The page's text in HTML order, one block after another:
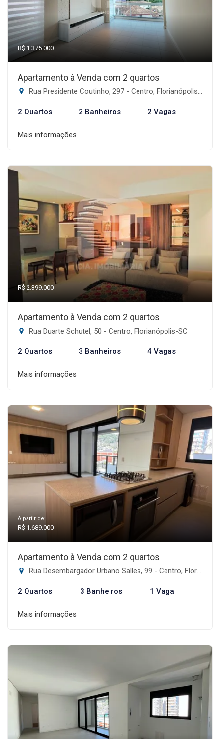
R$ 1.375.000
Apartamento à Venda com 2 quartos
Rua Presidente Coutinho, 297 - Centro, Florianópolis-SC
2 Quartos 2 Banheiros 2 Vagas
Mais informações
R$ 2.399.000
Apartamento à Venda com 2 quartos
Rua Duarte Schutel, 50 - Centro, Florianópolis-SC
2 Quartos 3 Banheiros 4 Vagas
Mais informações
A partir de:
R$ 1.689.000
Apartamento à Venda com 2 quartos
Rua Desembargador Urbano Salles, 99 - Centro, Florianópolis-SC
2 Quartos 3 Banheiros 1 Vaga
Mais informações